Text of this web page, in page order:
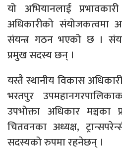
यो अभियानलाई
अधिकारीको
संयन्त्र गठन भएको छ ।
प्रमुख सदस्य छन् ।
यस्तै स्थानीय विकास
भरतपुर
उपभोक्ता अधिकार मञ्चका
चितवनका अध्यक्ष,
सदस्यको रुपमा रहनेछन् ।